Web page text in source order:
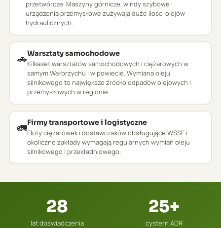
przetwórcze. Maszyny górnicze, windy szybowe i
urządzenia przemysłowe zużywają duże ilości olejów
hydraulicznych.
🚗Warsztaty samochodowe
Kilkaset warsztatów samochodowych i ciężarowych w
samym Wałbrzychu i w powiecie. Wymiana oleju
silnikowego to największe źródło odpadów olejowych i
przemysłowych w regionie.
🚛Firmy transportowe i logistyczne
Floty ciężarówek i dostawczaków obsługujące WSSE i
okoliczne zakłady wymagają regularnych wymian oleju
silnikowego i przekładniowego.
28
lat doświadczenia
25+
cystern ADR